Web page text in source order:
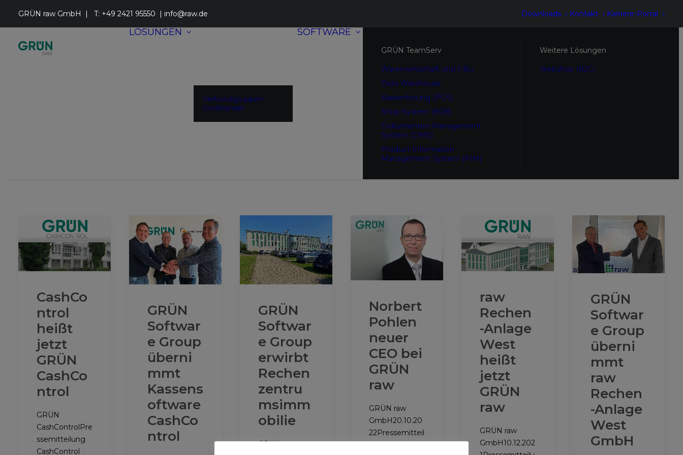
GRÜN raw GmbH | T: +49 2421 95550 | info@raw.de Downloads Kontakt Karriere-Portal
LÖSUNGEN
Verbundgruppen
Großhandel
SOFTWARE
GRÜN TeamServ
Warenwirtschaft und FiBu
Data Warehouse
Kassenlösung (POS)
Shop-System (B2B)
Dokumenten-Management
System (DMS)
Product Information
Management System (PIM)
Weitere Lösungen
Webshop (B2C)
CashCo
ntrol
heißt
jetzt
GRÜN
CashCo
ntrol
GRÜN
CashControlPre
ssemitteilung
CashControl
GRÜN
Softwar
e Group
überni
mmt
Kassens
oftware
CashCo
ntrol
GRÜN
Softwar
e Group
erwirbt
Rechen
zentru
msimm
obilie
GRÜN
Norbert
Pohlen
neuer
CEO bei
GRÜN
raw
GRÜN raw
GmbH20.10.20
22Pressemitteil
raw
Rechen
-Anlage
West
heißt
jetzt
GRÜN
raw
GRÜN raw
GmbH10.12.202
GRÜN
Softwar
e Group
überni
mmt
raw
Rechen
-Anlage
West
GmbH